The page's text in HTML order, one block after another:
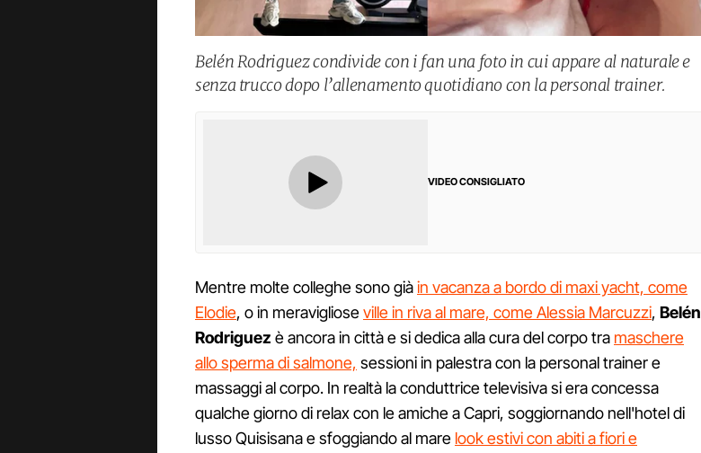
Belén Rodriguez condivide con i fan una foto in cui appare al naturale e
senza trucco dopo l’allenamento quotidiano con la personal trainer.
VIDEO CONSIGLIATO
Mentre molte colleghe sono giàin vacanza a bordo di maxi yacht, come
Elodie, o in meraviglioseville in riva al mare, come Alessia Marcuzzi, Belén
Rodriguez è ancora in città e si dedica alla cura del corpo tra maschere
allo sperma di salmone, sessioni in palestra con la personal trainer e
massaggi al corpo. In realtà la conduttrice televisiva si era concessa
qualche giorno di relax con le amiche a Capri, soggiornando nell'hotel di
lusso Quisisana e sfoggiando al mare look estivi con abiti a fiori e